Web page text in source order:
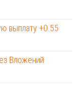
выплату +0.55
Вложений